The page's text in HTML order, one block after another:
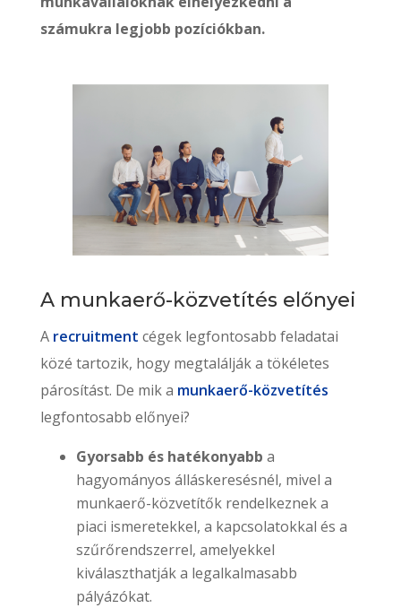
számukra legjobb pozíciókban.
A munkaerő-közvetítés előnyei
A recruitment cégek legfontosabb feladatai
közé tartozik, hogy megtalálják a tökéletes
párosítást. De mik a munkaerő-közvetítés
legfontosabb előnyei?
Gyorsabb és hatékonyabb a
hagyományos álláskeresésnél, mivel a
munkaerő-közvetítők rendelkeznek a
piaci ismeretekkel, a kapcsolatokkal és a
szűrőrendszerrel, amelyekkel
kiválaszthatják a legalkalmasabb
pályázókat.